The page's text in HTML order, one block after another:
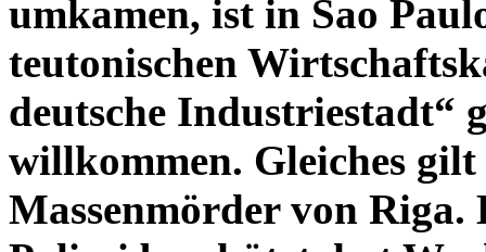
umkamen, ist in Sao
teutonischen
deutsche Industriestadt“
willkommen. Gleiches
Massenmörder von Riga.